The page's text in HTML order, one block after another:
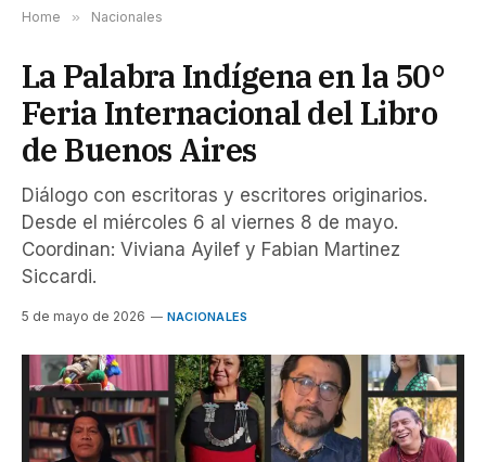
Home » Nacionales
La Palabra Indígena en la 50°
Feria Internacional del Libro
de Buenos Aires
Diálogo con escritoras y escritores originarios.
Desde el miércoles 6 al viernes 8 de mayo.
Coordinan: Viviana Ayilef y Fabian Martinez
Siccardi.
5 de mayo de 2026 NACIONALES